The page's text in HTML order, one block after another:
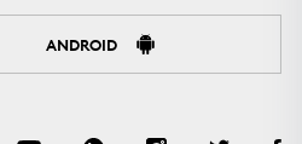
ANDROID